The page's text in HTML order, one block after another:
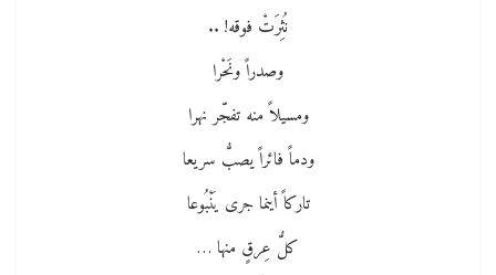
نُثِرَتْ فوقه! ..
وصدراً ونَحْرا
ومسيلاً منه تفجّر نهرا
ودماً فائراً يصبُّ سريعا
تاركاً أينما جرى يَنْبُوعا
كلُّ عِرقٍ منها …